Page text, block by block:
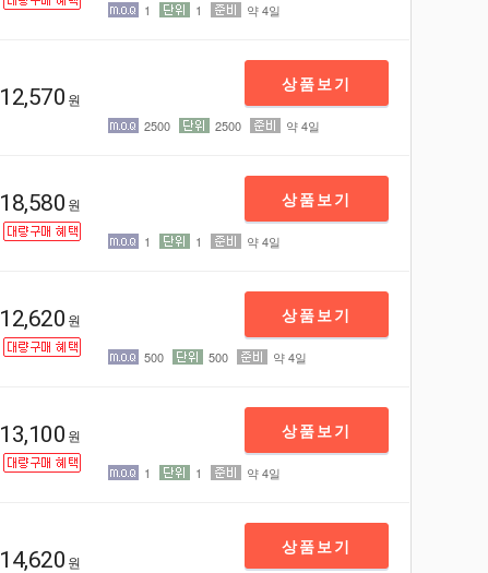
1 1 약 4일
12,570 원
상품보기
2500 2500 약 4일
18,580 원 상품보기
1 1 약 4일
12,620 원 상품보기
500 500 약 4일
13,100 원 상품보기
1 1 약 4일
14,620 원
상품보기